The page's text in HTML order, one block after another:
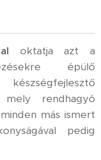
oktatja azt a
épülő
rendhagyó
más ismert
pedig